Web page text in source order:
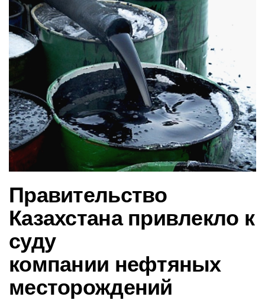
Правительство
Казахстана привлекло к
суду
компании нефтяных
месторождений